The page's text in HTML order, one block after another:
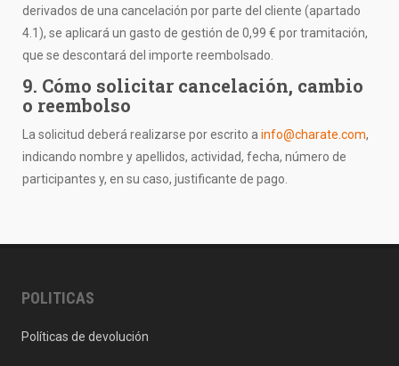
derivados de una cancelación por parte del cliente (apartado
4.1), se aplicará un gasto de gestión de 0,99 € por tramitación,
que se descontará del importe reembolsado.
9. Cómo solicitar cancelación, cambio
o reembolso
La solicitud deberá realizarse por escrito a info@charate.com,
indicando nombre y apellidos, actividad, fecha, número de
participantes y, en su caso, justificante de pago.
POLITICAS
Políticas de devolución